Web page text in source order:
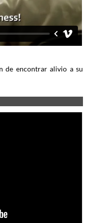
de encontrar alivio a su